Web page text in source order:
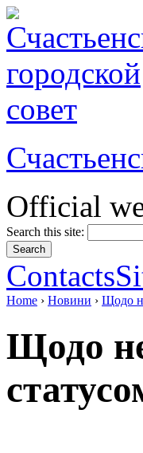
Official
Search this site:
Contacts
Home › Новини › Щодо
Щодо